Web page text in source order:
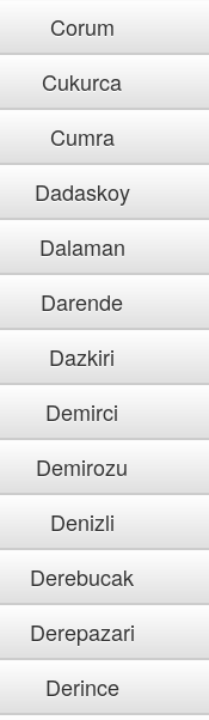
Corum
Cukurca
Cumra
Dadaskoy
Dalaman
Darende
Dazkiri
Demirci
Demirozu
Denizli
Derebucak
Derepazari
Derince